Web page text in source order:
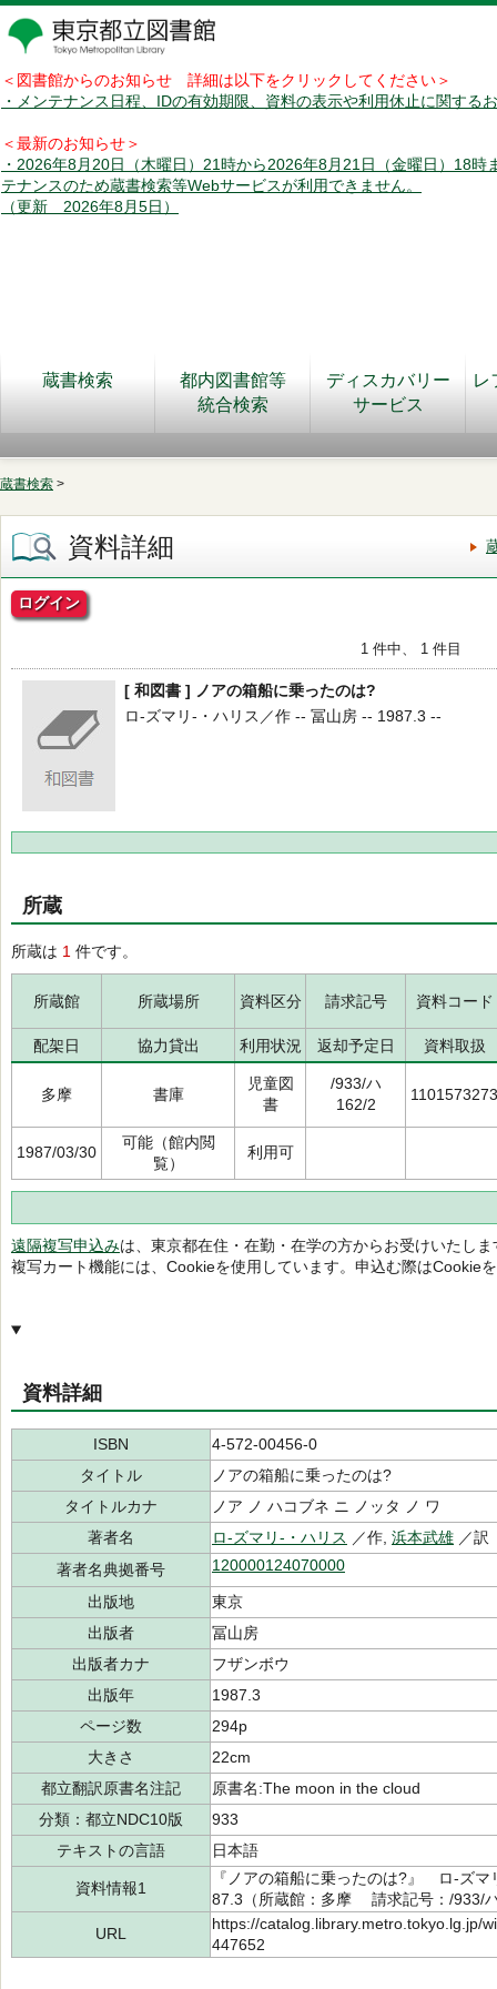
＜図書館からのお知らせ 詳細は以下をクリックしてください＞
・メンテナンス日程、IDの有効期限、資料の表示や利用休止に関する
＜最新のお知らせ＞
・2026年8月20日（木曜日）21時から2026年8月21日（金曜日）18時
テナンスのため蔵書検索等Webサービスが利用できません。
（更新 2026年8月5日）
蔵書検索
都内図書館等
統合検索
ディスカバリー
サービス
レ
蔵書検索 >
資料詳細
ログイン
1 件中、 1 件目
[ 和図書 ] ノアの箱船に乗ったのは?
ロ-ズマリ-・ハリス／作 -- 冨山房 -- 1987.3 --
所蔵
所蔵は 1 件です。
所蔵館 所蔵場所 資料区分 請求記号 資料コード
配架日 協力貸出 利用状況 返却予定日 資料取扱
多摩 書庫
児童図
書
/933/ハ
162/2
1101573273
1987/03/30
可能（館内閲
覧）
利用可
遠隔複写申込みは、東京都在住・在勤・在学の方からお受けいたしま
複写カート機能には、Cookieを使用しています。申込む際はCookie
資料詳細
ISBN
4-572-00456-0
タイトル
ノアの箱船に乗ったのは?
タイトルカナ
ノア ノ ハコブネ ニ ノッタ ノ ワ
著者名
ロ-ズマリ-・ハリス ／作, 浜本武雄 ／訳
著者名典拠番号
120000124070000
出版地
東京
出版者
冨山房
出版者カナ
フザンボウ
出版年
1987.3
ページ数
294p
大きさ
22cm
都立翻訳原書名注記
原書名:The moon in the cloud
分類：都立NDC10版
933
テキストの言語
日本語
資料情報1
『ノアの箱船に乗ったのは?』 ロ-ズ
87.3（所蔵館：多摩 請求記号：/933/
URL
https://catalog.library.metro.tokyo.lg.jp/
447652